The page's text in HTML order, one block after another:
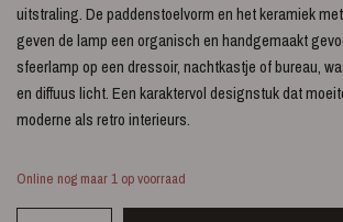
uitstraling. De paddenstoelvorm en het keramiek
geven de lamp een organisch en handgemaakt
sfeerlamp op een dressoir, nachtkastje of bureau,
en diffuus licht. Een karaktervol designstuk dat
moderne als retro interieurs.
Online nog maar 1 op voorraad